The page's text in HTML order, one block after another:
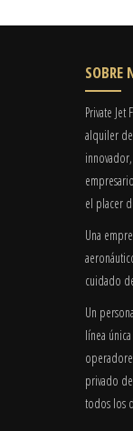
SOBRE
Private
alquiler
el placer
Una
cuidado
Un
línea
privado
todos los